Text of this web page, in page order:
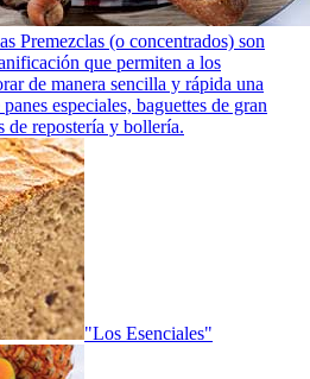
Premezclas (o concentrados) son
que permiten a los
de manera sencilla y rápida una
especiales, baguettes de gran
de repostería y bollería.
"Los Esenciales"